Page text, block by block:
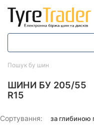
ШИНИ БУ 205/55
R15
Сортування:
Пошук бу шин
Діапазон цін
від